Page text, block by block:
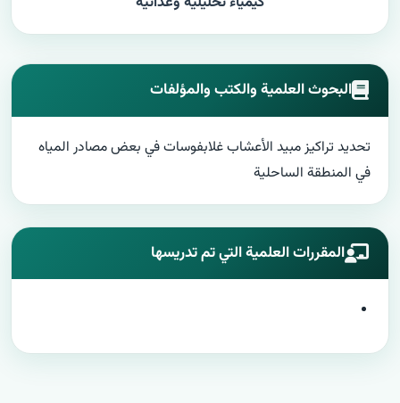
البحوث العلمية والكتب والمؤلفات
تحديد تراكيز مبيد الأعشاب غلابفوسات في بعض مصادر المياه
في المنطقة الساحلية
المقررات العلمية التي تم تدريسها